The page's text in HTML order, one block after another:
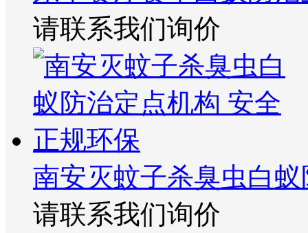
请联系我们询价
南安灭蚊子杀臭虫白
请联系我们询价